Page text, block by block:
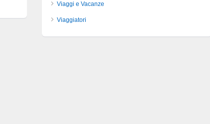
Viaggi e Vacanze
Viaggiatori